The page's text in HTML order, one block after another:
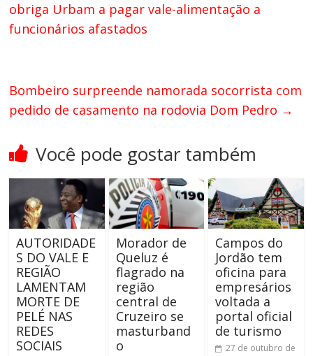
obriga Urbam a pagar vale-alimentação a
funcionários afastados
Bombeiro surpreende namorada socorrista com
pedido de casamento na rodovia Dom Pedro →
Você pode gostar também
AUTORIDADE
S DO VALE E
REGIÃO
LAMENTAM
MORTE DE
PELÉ NAS
REDES
SOCIAIS
Morador de
Queluz é
flagrado na
região
central de
Cruzeiro se
masturband
o
Campos do
Jordão tem
oficina para
empresários
voltada a
portal oficial
de turismo
27 de outubro de